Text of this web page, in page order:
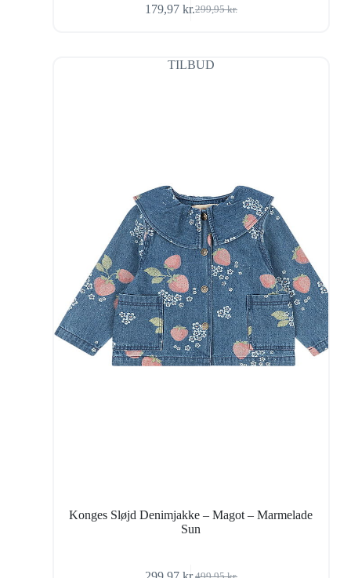
299,95kr.
Den
var:
299,95 kr..
179,97 kr.Den
er:
179,97 kr..
TILBUD
Konges Sløjd Denimjakke – Magot – Marmelade
Sun